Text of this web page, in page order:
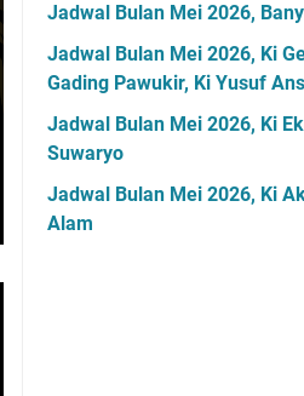
Jadwal Bulan Mei 2026,
Jadwal Bulan Mei 2026, Ki
Gading Pawukir, Ki Yusuf
Jadwal Bulan Mei 2026, Ki
Suwaryo
Jadwal Bulan Mei 2026, Ki
Alam